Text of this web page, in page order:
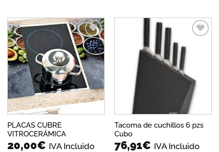
Añadir
a la
lista de
deseos
PLACAS CUBRE
VITROCERÁMICA
20,00€ IVA Incluido
Tacoma de cuchillos 6 pzs
Cubo
76,91€ IVA Incluido